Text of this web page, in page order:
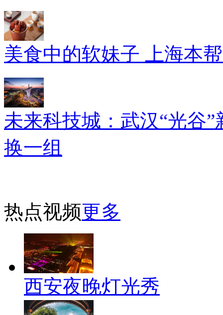
美食中的软妹子 上海本
未来科技城：武汉“光谷”
换一组
热点视频更多
西安夜晚灯光秀